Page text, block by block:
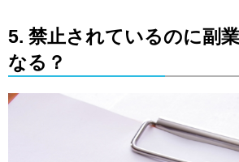
5. 禁止されているのに副
なる？